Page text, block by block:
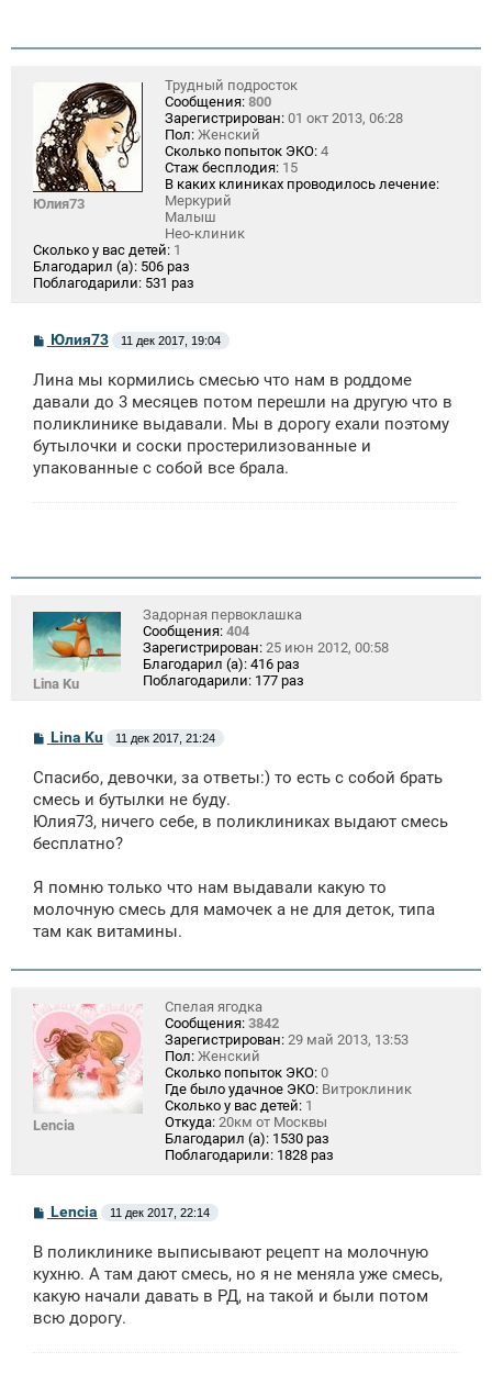
Юлия73
Трудный подросток
Сообщения: 800
Зарегистрирован: 01 окт 2013, 06:28
Пол: Женский
Сколько попыток ЭКО: 4
Стаж бесплодия: 15
В каких клиниках проводилось лечение:
Меркурий
Малыш
Нео-клиник
Сколько у вас детей: 1
Благодарил (а): 506 раз
Поблагодарили: 531 раз
С
о
б
щ
н
и
Юлия73 11 дек 2017, 19:04
Лина мы кормились смесью что нам в роддоме
давали до 3 месяцев потом перешли на другую что в
поликлинике выдавали. Мы в дорогу ехали поэтому
бутылочки и соски простерилизованные и
упакованные с собой все брала.
Lina Ku
Задорная первоклашка
Сообщения: 404
Зарегистрирован: 25 июн 2012, 00:58
Благодарил (а): 416 раз
Поблагодарили: 177 раз
С
б
щ
н
и
Lina Ku 11 дек 2017, 21:24
Спасибо, девочки, за ответы:) то есть с собой брать
смесь и бутылки не буду.
Юлия73, ничего себе, в поликлиниках выдают смесь
бесплатно?
Я помню только что нам выдавали какую то
молочную смесь для мамочек а не для деток, типа
там как витамины.
Lencia
Спелая ягодка
Сообщения: 3842
Зарегистрирован: 29 май 2013, 13:53
Пол: Женский
Сколько попыток ЭКО: 0
Где было удачное ЭКО: Витроклиник
Сколько у вас детей: 1
Откуда: 20км от Москвы
Благодарил (а): 1530 раз
Поблагодарили: 1828 раз
С
б
щ
е
н
и
Lencia 11 дек 2017, 22:14
В поликлинике выписывают рецепт на молочную
кухню. А там дают смесь, но я не меняла уже смесь,
какую начали давать в РД, на такой и были потом
всю дорогу.